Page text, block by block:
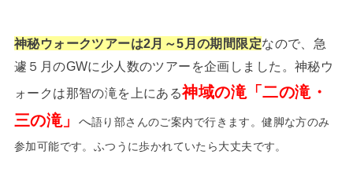
神秘ウォークツアーは2月～5月の期間限定なので、急
遽５月のGWに少人数のツアーを企画しました。神秘ウ
ォークは那智の滝を上にある神域の滝「二の滝・
三の滝」
へ語り部さんのご案内で行きます。健脚な方のみ
参加可能です。ふつうに歩かれていたら大丈夫です。